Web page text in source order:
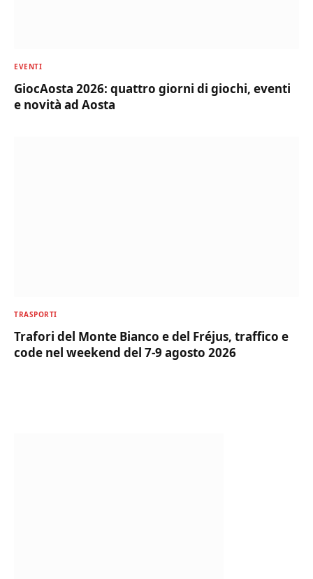
EVENTI
GiocAosta 2026: quattro giorni di giochi, eventi
e novità ad Aosta
TRASPORTI
Trafori del Monte Bianco e del Fréjus, traffico e
code nel weekend del 7-9 agosto 2026